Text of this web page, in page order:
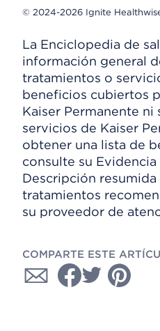
© 2024-2026 Ignite
La Enciclopedia de
información general
tratamientos o
beneficios cubiertos
Kaiser Permanente
servicios de Kaiser
obtener una lista de
consulte su
Descripción resumida
tratamientos
su proveedor de
COMPARTE ESTE